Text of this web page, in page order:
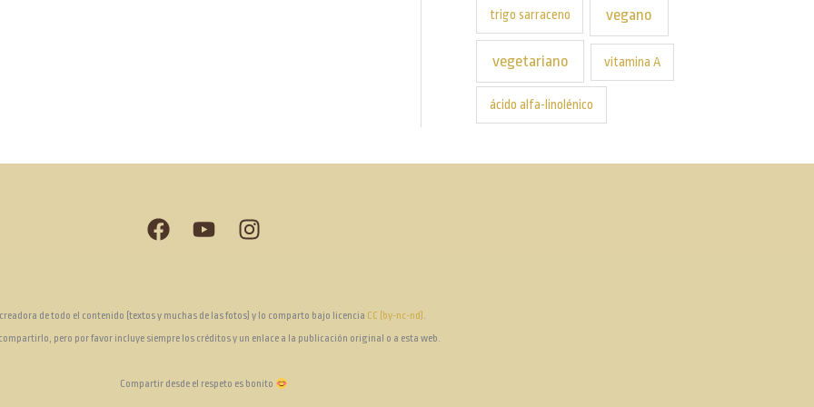
trigo sarraceno vegano
vegetariano vitamina A
ácido alfa-linolénico
de todo el contenido (textos y muchas de las fotos) y lo comparto bajo licencia CC (by-nc-nd) .
compartirlo, pero por favor incluye siempre los créditos y un enlace a la publicación original o a esta web.
Compartir desde el respeto es bonito